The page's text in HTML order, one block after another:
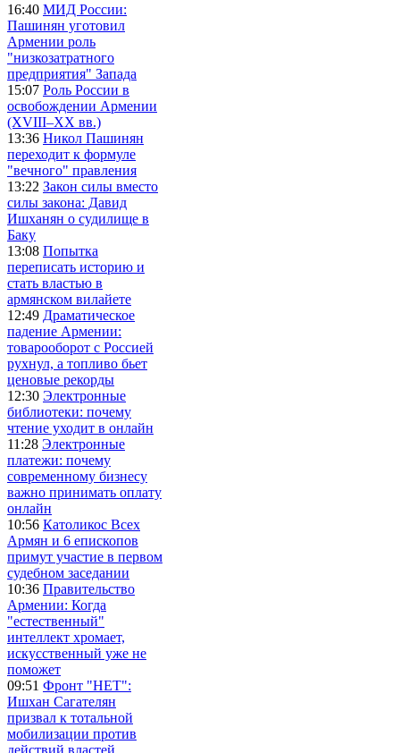
16:40 МИД России:
Пашинян уготовил
Армении роль
"низкозатратного
предприятия" Запада
15:07 Роль России в
освобождении Армении
(XVIII–XX вв.)
13:36 Никол Пашинян
переходит к формуле
"вечного" правления
13:22 Закон силы вместо
силы закона: Давид
Ишханян о судилище в
Баку
13:08 Попытка
переписать историю и
стать властью в
армянском вилайете
12:49 Драматическое
падение Армении:
товарооборот с Россией
рухнул, а топливо бьет
ценовые рекорды
12:30 Электронные
библиотеки: почему
чтение уходит в онлайн
11:28 Электронные
платежи: почему
современному бизнесу
важно принимать оплату
онлайн
10:56 Католикос Всех
Армян и 6 епископов
примут участие в первом
судебном заседании
10:36 Правительство
Армении: Когда
"естественный"
интеллект хромает,
искусственный уже не
поможет
09:51 Фронт "НЕТ":
Ишхан Сагателян
призвал к тотальной
мобилизации против
действий властей